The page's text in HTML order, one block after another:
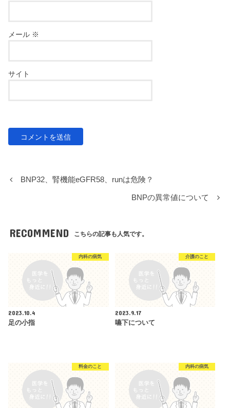
メール ※
サイト
BNP32、腎機能eGFR58、runは危険？
BNPの異常値について
RECOMMEND こちらの記事も人気です。
内科の病気
2023.10.4
足の小指
介護のこと
2023.9.17
嚥下について
料金のこと 内科の病気